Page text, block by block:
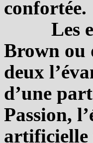
confortée.
Les
Brown ou
deux
d’une
Passion,
artificielle